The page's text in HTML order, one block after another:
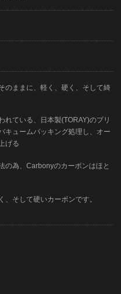
のままに、軽く、硬く、そして綺
れている、日本製(TORAY)のプリ
キュームパッキング処理し、オー
げる
の為、Carbonyのカーボンはほと
、そして硬いカーボンです。